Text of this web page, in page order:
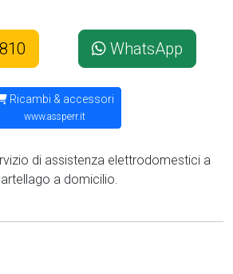
WhatsApp
Ricambi & accessori
www.assperr.it
di assistenza elettrodomestici a
a domicilio.